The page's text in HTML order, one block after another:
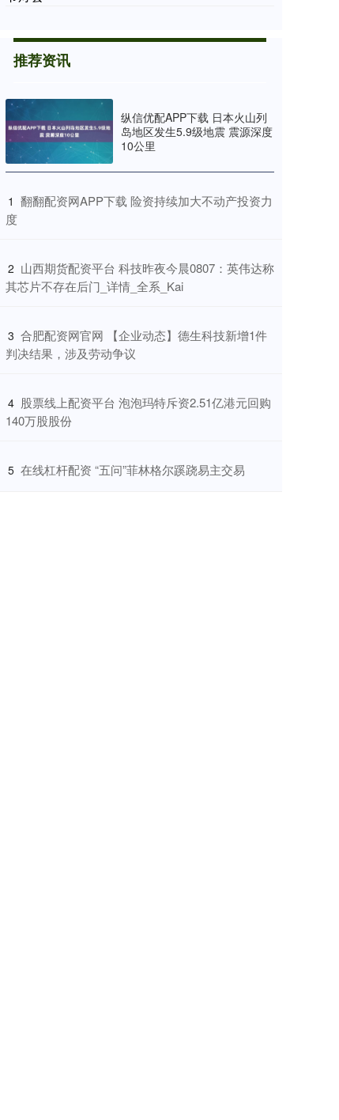
推荐资讯
纵信优配APP下载 日本火山列
岛地区发生5.9级地震 震源深度
10公里
1 ​翻翻配资网APP下载 险资持续加大不动产投资力
度
2 ​山西期货配资平台 科技昨夜今晨0807：英伟达称
其芯片不存在后门_详情_全系_Kai
3 ​合肥配资网官网 【企业动态】德生科技新增1件
判决结果，涉及劳动争议
4 ​股票线上配资平台 泡泡玛特斥资2.51亿港元回购
140万股股份
5 ​在线杠杆配资 “五问”菲林格尔蹊跷易主交易